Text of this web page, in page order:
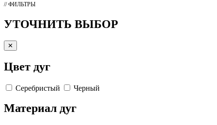
// ФИЛЬТРЫ
УТОЧНИТЬ ВЫБОР
✕
Цвет дуг
Серебристый Черный
Материал дуг